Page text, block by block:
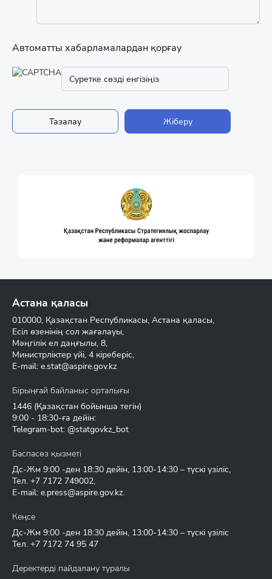
Автоматты хабарламалардан қорғау
Астана қаласы
010000, Қазақстан Республикасы, Астана қаласы,
Есіл өзенінің сол жағалауы,
Мәңгілік ел даңғылы, 8,
Министрліктер үйі, 4 кіреберіс,
E-mail: e.stat@aspire.gov.kz
Бірыңғай байланыс орталығы
1446 (Қазақстан бойынша тегін)
9:00 - 18:30-ға дейін:
Telegram-bot: @statgovkz_bot
Баспасөз қызметі
Дс-Жм 9:00 -ден 18:30 дейін, 13:00-14:30 – түскі үзіліс,
Тел. +7 7172 749002,
E-mail: e.press@aspire.gov.kz.
Кеңсе
Дс-Жм 9:00 -ден 18:30 дейін, 13:00-14:30 – түскі үзіліс
Тел. +7 7172 74 95 47
Деректерді пайдалану туралы